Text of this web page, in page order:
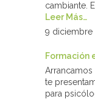
cambiante.
Leer Más…
9 diciembre
Formación
te
para